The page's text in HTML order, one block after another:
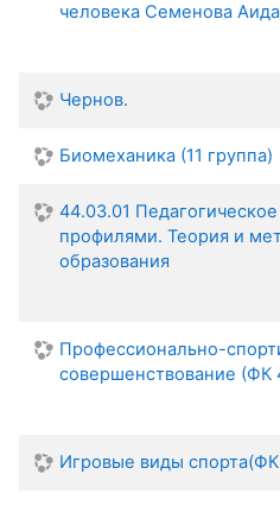
человека Семенова
Чернов.
Биомеханика (11 группа)
44.03.01
профилями. Теория и
образования
Профессионально-
совершенствование (ФК
Игровые виды